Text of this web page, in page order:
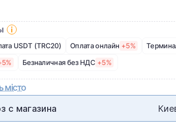
USDT (TRC20) Оплата онлайн +5%
Безналичная без НДС +5%
місто
с магазина